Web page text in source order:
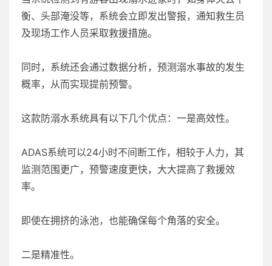
衡、头部淹没等，系统会立即发出警报，通知救生员
及现场工作人员采取救援措施。
同时，系统还会通过数据分析，预测溺水事故的发生
概率，从而实现提前预警。
这款防溺水系统具有以下几个优点：一是高效性。
ADAS系统可以24小时不间断工作，相较于人力，其
监测范围更广，预警速度更快，大大提高了救援效
率。
即使在拥挤的泳池，也能确保每个角落的安全。
二是精准性。